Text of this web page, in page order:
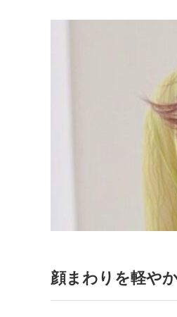
顔まわりを軽や